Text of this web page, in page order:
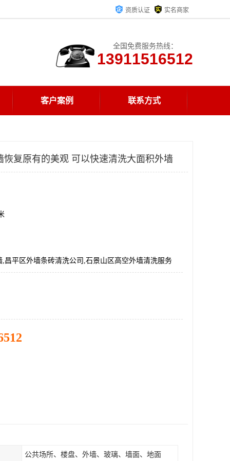
资质认证 实名商家
全国免费服务热线：
13911516512
客户案例 联系方式
恢复原有的美观 可以快速清洗大面积外墙
,昌平区外墙条砖清洗公司,石景山区高空外墙清洗服务
公共场所、楼盘、外墙、玻璃、墙面、地面